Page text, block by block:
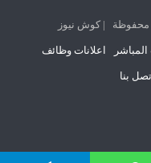
اعلانات وظائف
اتصل بنا